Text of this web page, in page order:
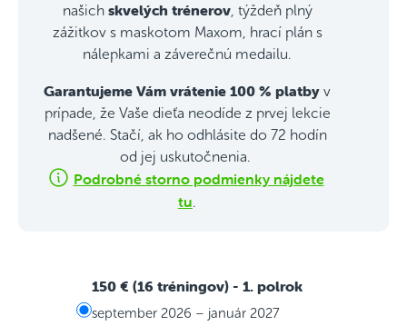
našich skvelých trénerov, týždeň plný
zážitkov s maskotom Maxom, hrací plán s
nálepkami a záverečnú medailu.
Garantujeme Vám vrátenie 100 % platby v
prípade, že Vaše dieťa neodíde z prvej lekcie
nadšené. Stačí, ak ho odhlásite do 72 hodín
od jej uskutočnenia.
Podrobné storno podmienky nájdete
tu.
150 € (16 tréningov) - 1. polrok
september 2026 – január 2027